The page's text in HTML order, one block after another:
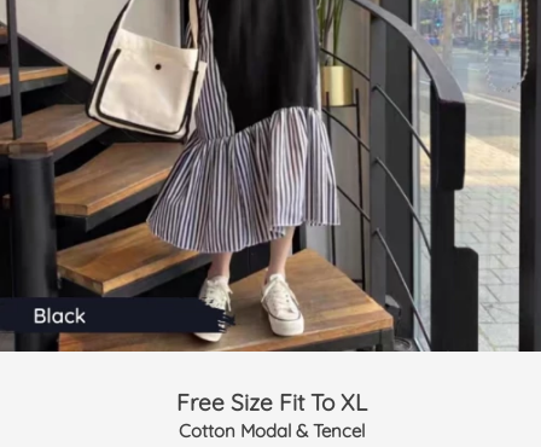
Free Size Fit To XL
Cotton Modal & Tencel